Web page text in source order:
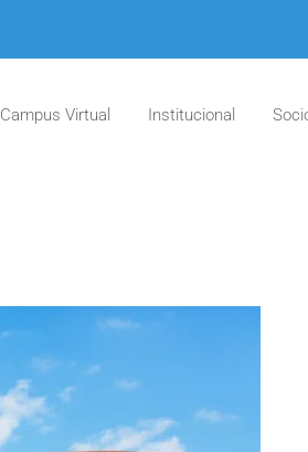
Campus Virtual Institucional